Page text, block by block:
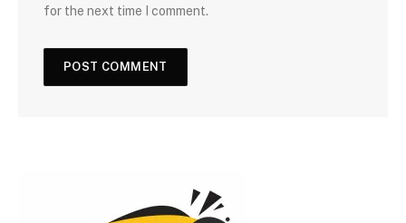
for the next time I comment.